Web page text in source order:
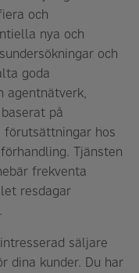
och
nya och
och
goda
agentnätverk,
på
förutsättningar hos
Tjänsten
frekventa
resdagar
säljare
dina kunder. Du har